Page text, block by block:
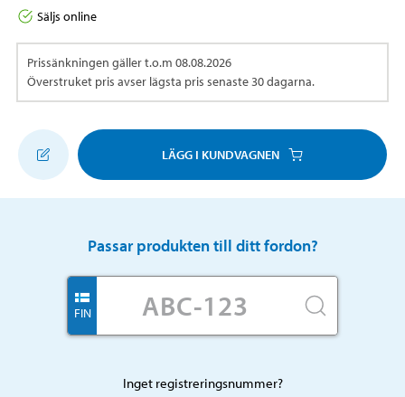
Säljs online
Prissänkningen gäller t.o.m 08.08.2026
Överstruket pris avser lägsta pris senaste 30 dagarna.
LÄGG I KUNDVAGNEN
Passar produkten till ditt fordon?
FIN
Inget registreringsnummer?